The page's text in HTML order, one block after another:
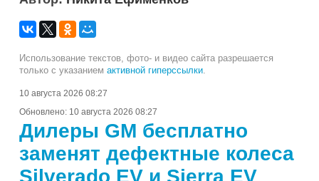
Использование текстов, фото- и видео сайта разрешается
только с указанием активной гиперссылки.
10 августа 2026 08:27
Обновлено: 10 августа 2026 08:27
Дилеры GM бесплатно
заменят дефектные колеса
Silverado EV и Sierra EV